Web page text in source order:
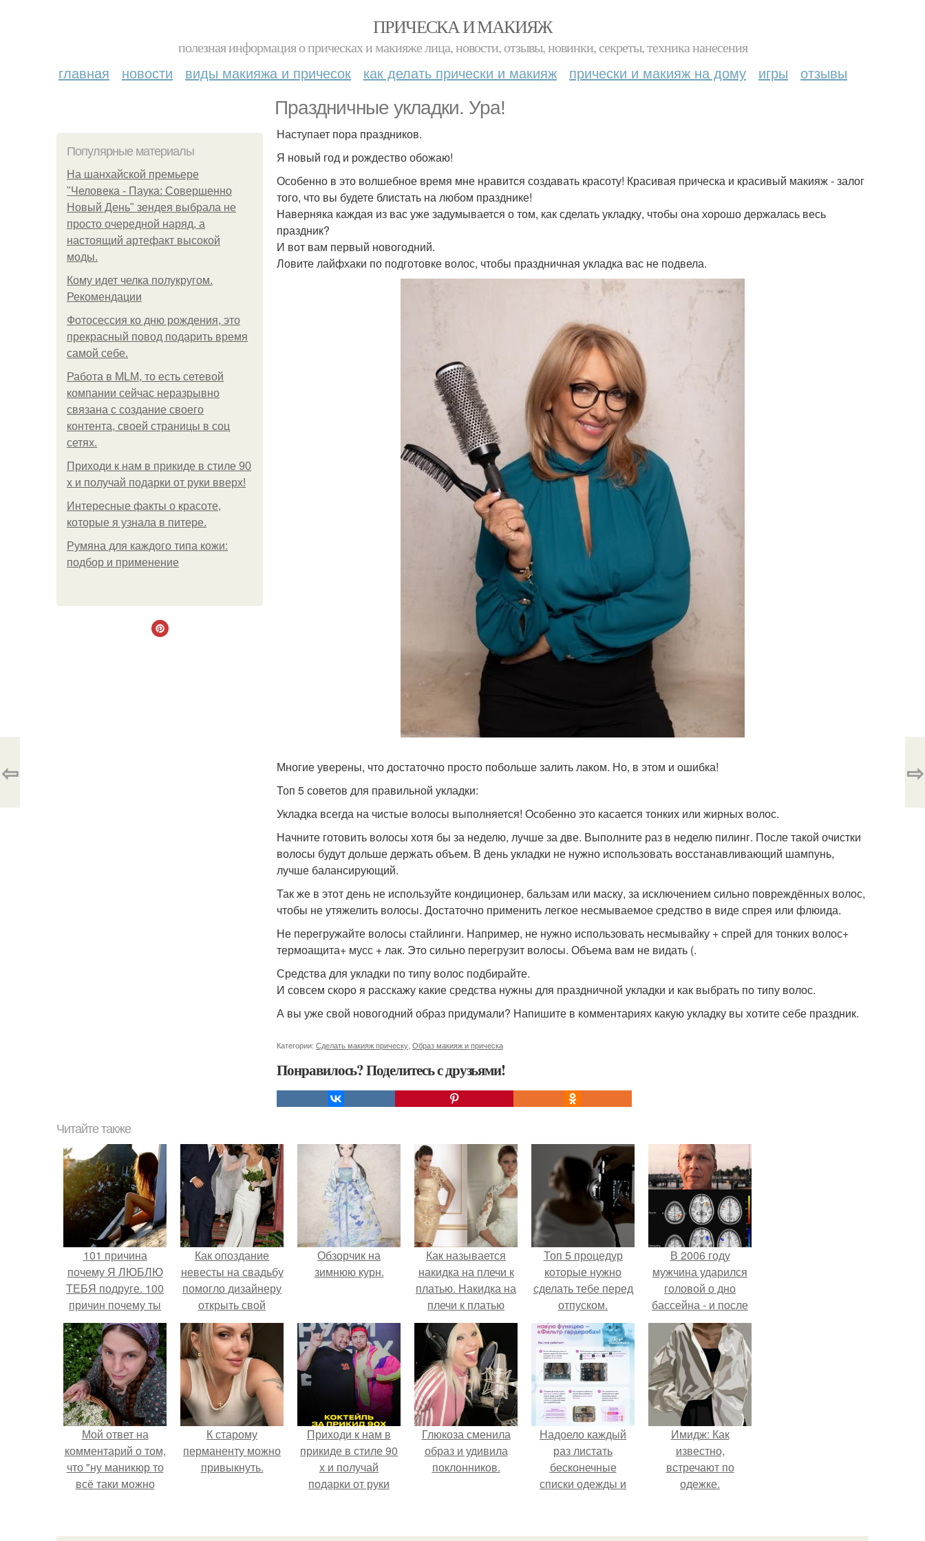
ПРИЧЕСКА И МАКИЯЖ
полезная информация о прическах и макияже лица, новости, отзывы, новинки, секреты, техника нанесения
главная новости виды макияжа и причесок как делать прически и макияж прически и макияж на дому игры отзывы
Праздничные укладки. Ура!
Популярные материалы
На шанхайской премьере
"Человека - Паука: Совершенно
Новый День" зендея выбрала не
просто очередной наряд, а
настоящий артефакт высокой
моды.
Кому идет челка полукругом.
Рекомендации
Фотосессия ко дню рождения, это
прекрасный повод подарить время
самой себе.
Работа в MLM, то есть сетевой
компании сейчас неразрывно
связана с создание своего
контента, своей страницы в соц
сетях.
Приходи к нам в прикиде в стиле 90
х и получай подарки от руки вверх!
Интересные факты о красоте,
которые я узнала в питере.
Румяна для каждого типа кожи:
подбор и применение
Наступает пора праздников.
Я новый год и рождество обожаю!
Особенно в это волшебное время мне нравится создавать красоту! Красивая прическа и красивый макияж - залог
того, что вы будете блистать на любом празднике!
Наверняка каждая из вас уже задумывается о том, как сделать укладку, чтобы она хорошо держалась весь
праздник?
И вот вам первый новогодний.
Ловите лайфхаки по подготовке волос, чтобы праздничная укладка вас не подвела.
Многие уверены, что достаточно просто побольше залить лаком. Но, в этом и ошибка!
Топ 5 советов для правильной укладки:
Укладка всегда на чистые волосы выполняется! Особенно это касается тонких или жирных волос.
Начните готовить волосы хотя бы за неделю, лучше за две. Выполните раз в неделю пилинг. После такой очистки
волосы будут дольше держать объем. В день укладки не нужно использовать восстанавливающий шампунь,
лучше балансирующий.
Так же в этот день не используйте кондиционер, бальзам или маску, за исключением сильно повреждённых волос,
чтобы не утяжелить волосы. Достаточно применить легкое несмываемое средство в виде спрея или флюида.
Не перегружайте волосы стайлинги. Например, не нужно использовать несмывайку + спрей для тонких волос+
термоащита+ мусс + лак. Это сильно перегрузит волосы. Объема вам не видать (.
Средства для укладки по типу волос подбирайте.
И совсем скоро я расскажу какие средства нужны для праздничной укладки и как выбрать по типу волос.
А вы уже свой новогодний образ придумали? Напишите в комментариях какую укладку вы хотите себе праздник.
Категории: Сделать макияж прическу Образ макияж и прическа
Понравилось? Поделитесь с друзьями!
⇦ ⇨
Читайте также
101 причина
почему Я ЛЮБЛЮ
ТЕБЯ подруге. 100
причин почему ты
моя лучшая
подруга.
Как опоздание
невесты на свадьбу
помогло дизайнеру
открыть свой
бренд.
Обзорчик на
зимнюю курн.
Как называется
накидка на плечи к
платью. Накидка на
плечи к платью
Топ 5 процедур
которые нужно
сделать тебе перед
отпуском.
В 2006 году
мужчина ударился
головой о дно
бассейна - и после
этого его жизнь
изменилась самым
странным образом.
Мой ответ на
комментарий о том,
что "ну маникюр то
всё таки можно
К старому
перманенту можно
привыкнуть.
Приходи к нам в
прикиде в стиле 90
х и получай
подарки от руки
Глюкоза сменила
образ и удивила
поклонников.
Надоело каждый
раз листать
бесконечные
списки одежды и
кусочкам?
Имидж: Как
известно,
встречают по
одежке.